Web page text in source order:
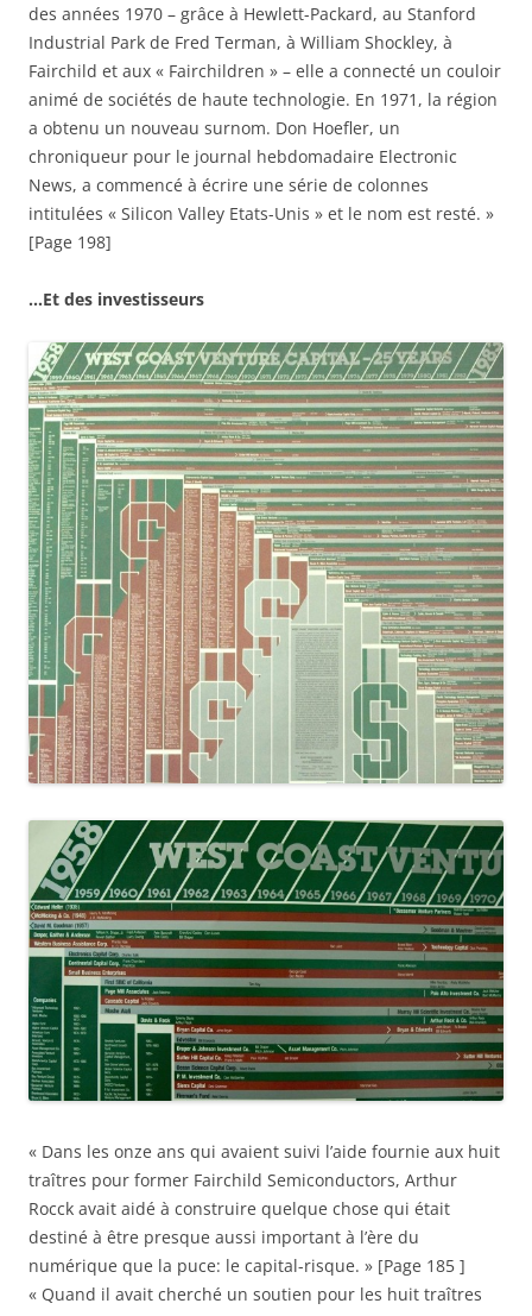
des années 1970 – grâce à Hewlett-Packard, au Stanford
Industrial Park de Fred Terman, à William Shockley, à
Fairchild et aux « Fairchildren » – elle a connecté un couloir
animé de sociétés de haute technologie. En 1971, la région
a obtenu un nouveau surnom. Don Hoefler, un
chroniqueur pour le journal hebdomadaire Electronic
News, a commencé à écrire une série de colonnes
intitulées « Silicon Valley Etats-Unis » et le nom est resté. »
[Page 198]
…Et des investisseurs
« Dans les onze ans qui avaient suivi l’aide fournie aux huit
traîtres pour former Fairchild Semiconductors, Arthur
Rocck avait aidé à construire quelque chose qui était
destiné à être presque aussi important à l’ère du
numérique que la puce: le capital-risque. » [Page 185 ]
« Quand il avait cherché un soutien pour les huit traîtres